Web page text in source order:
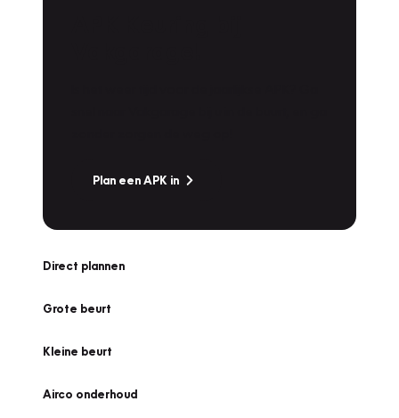
Plan een APK in
Direct plannen
Grote beurt
Kleine beurt
Airco onderhoud